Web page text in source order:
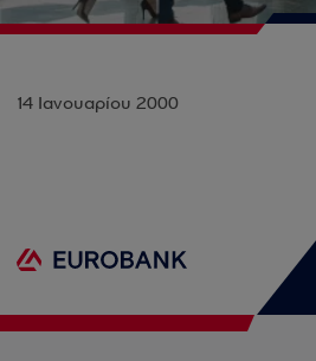
14 Ιανουαρίου 2000